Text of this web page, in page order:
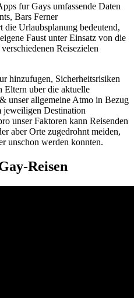
fur Gays umfassende Daten
Bars Ferner
die Urlaubsplanung bedeutend,
Faust unter Einsatz von die
Reisezielen
hinzufugen, Sicherheitsrisiken
Eltern uber die aktuelle
unser allgemeine Atmo in Bezug
Destination
unser Faktoren kann Reisenden
aber Orte zugedrohnt meiden,
unschon werden konnten.
Reisen